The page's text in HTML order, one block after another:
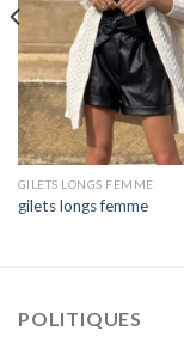
GILETS LONGS FEMME
gilets longs femme
POLITIQUES